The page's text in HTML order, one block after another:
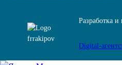
Разработка
Digital-